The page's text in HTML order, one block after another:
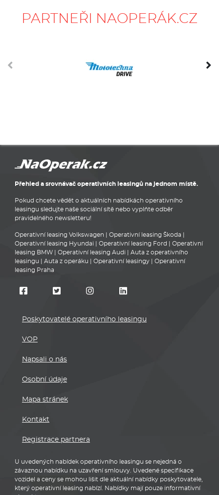
PARTNEŘI NAOPERÁK.CZ
Přehled a srovnávač operativních leasingů na jednom místě.
Pokud chcete vědět o aktuálních nabídkách operativního
leasingu sledujte naše sociální sítě nebo vyplňte odběr
pravidelného newsletteru!
Operativní leasing Volkswagen Operativní leasing Škoda
Operativní leasing Hyundai
Operativní leasing Ford
Operativní
leasing BMW
Operativní leasing Audi
Auta z operativního
leasingu
Auta z operáku Operativní leasingy
Operativní
leasing Praha
Poskytovatelé operativního leasingu
VOP
Napsali o nás
Osobní údaje
Mapa stránek
Kontakt
Registrace partnera
U uvedených nabídek operativního leasingu se nejedná o
závaznou nabídku na uzavření smlouvy. Uvedené specifikace
vozidel a ceny se mohou lišit dle aktuální nabídky poskytovatele,
který operativní leasing nabízí. Nabídky mají pouze informativní